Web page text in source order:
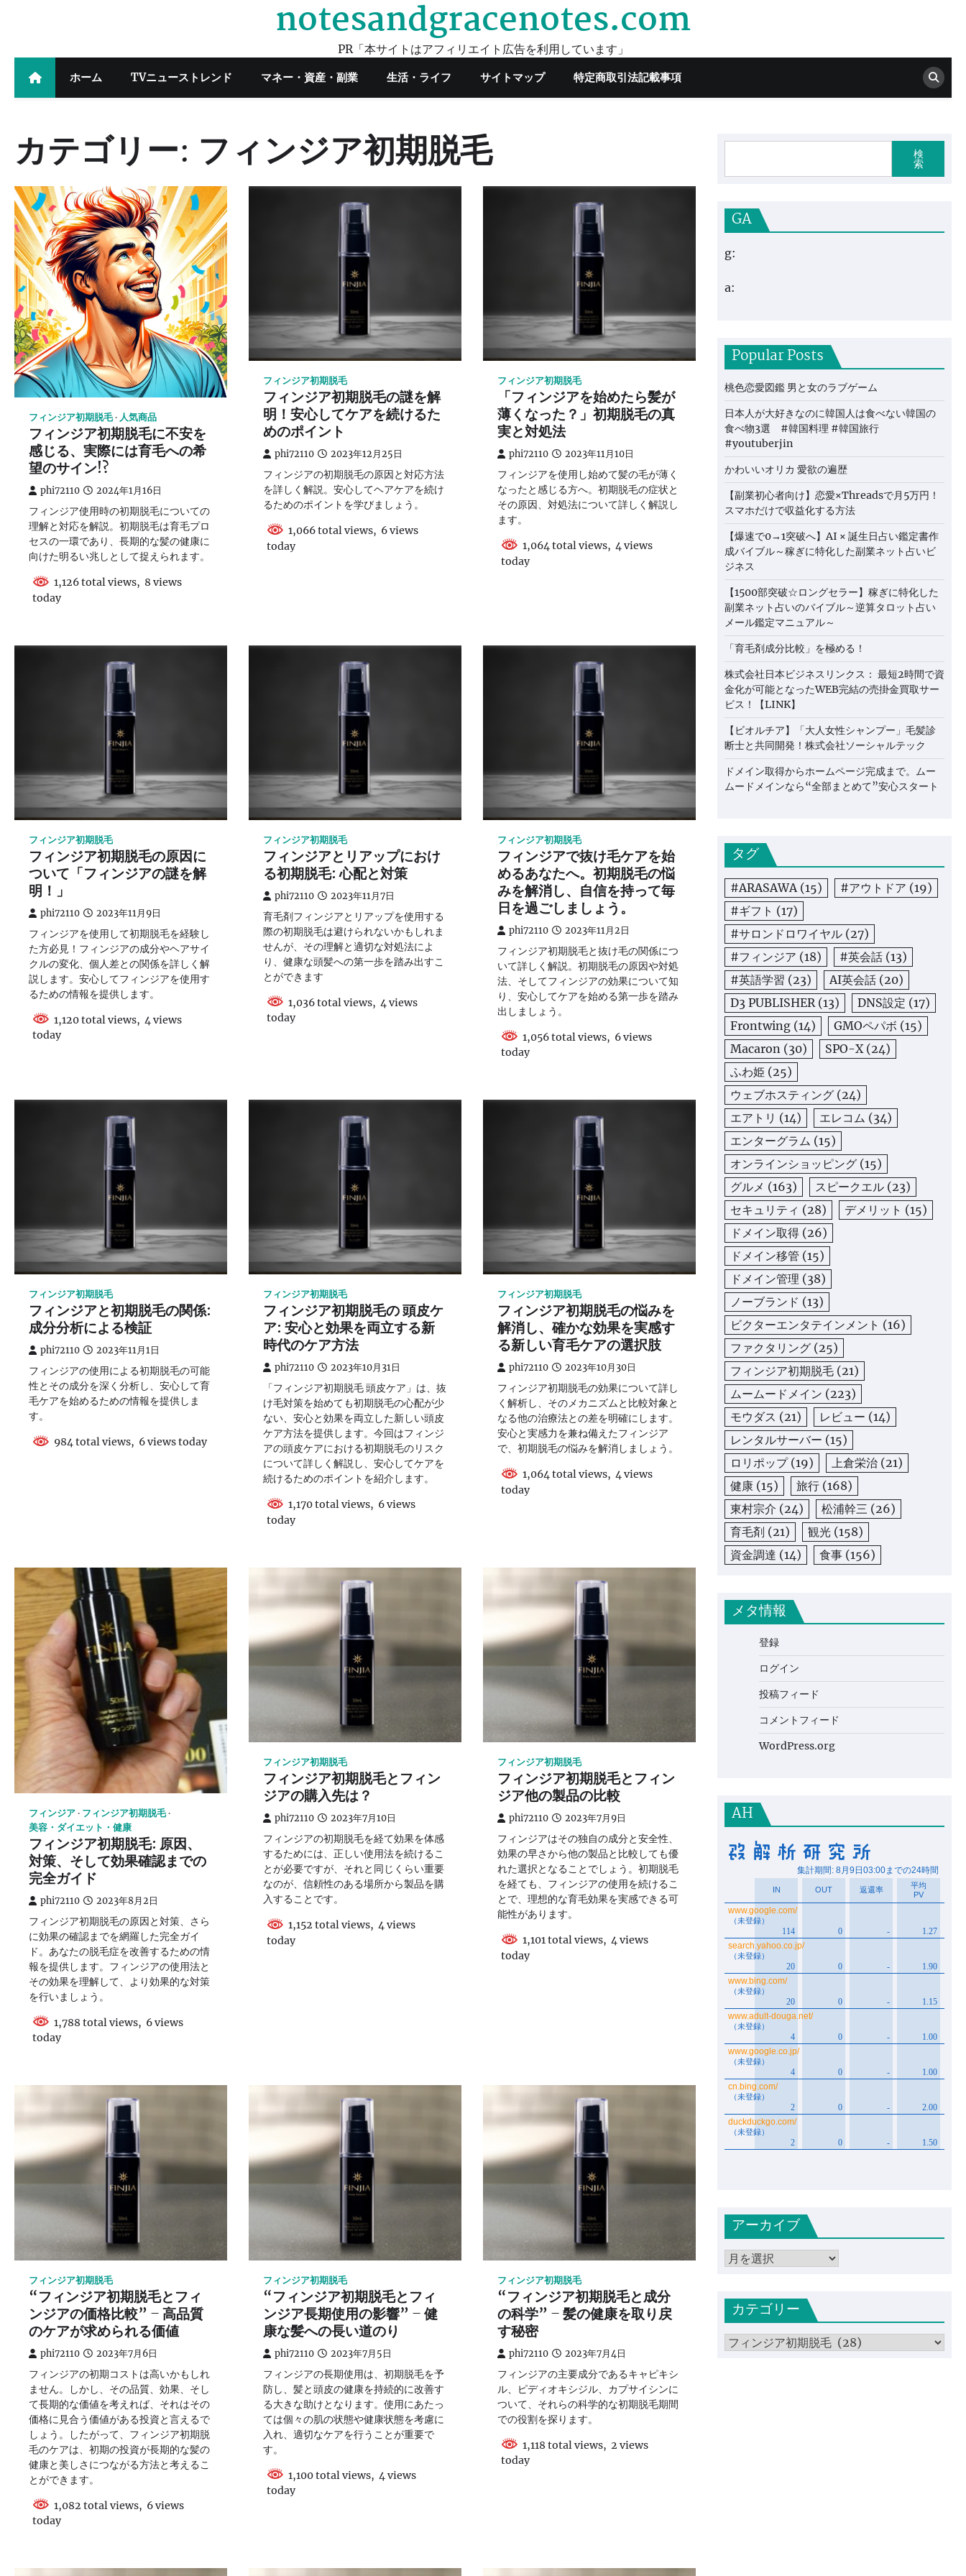
notesandgracenotes.com
PR「本サイトはアフィリエイト広告を利用しています」
ホーム TVニューストレンド マネー・資産・副業 生活・ライフ サイトマップ 特定商取引法記載事項
カテゴリー: フィンジア初期脱毛
フィンジア初期脱毛 人気商品
フィンジア初期脱毛に不安を
感じる、実際には育毛への希
望のサイン!?
phi72110 2024年1月16日
フィンジア使用時の初期脱毛についての
理解と対応を解説。初期脱毛は育毛プロ
セスの一環であり、長期的な髪の健康に
向けた明るい兆しとして捉えられます。
1,126 total views, 8 views
today
フィンジア初期脱毛
フィンジア初期脱毛の謎を解
明！安心してケアを続けるた
めのポイント
phi72110 2023年12月25日
フィンジアの初期脱毛の原因と対応方法
を詳しく解説。安心してヘアケアを続け
るためのポイントを学びましょう。
1,066 total views, 6 views
today
フィンジア初期脱毛
「フィンジアを始めたら髪が
薄くなった？」初期脱毛の真
実と対処法
phi72110 2023年11月10日
フィンジアを使用し始めて髪の毛が薄く
なったと感じる方へ。初期脱毛の症状と
その原因、対処法について詳しく解説し
ます。
1,064 total views, 4 views
today
フィンジア初期脱毛
フィンジア初期脱毛の原因に
ついて「フィンジアの謎を解
明！」
phi72110 2023年11月9日
フィンジアを使用して初期脱毛を経験し
た方必見！フィンジアの成分やヘアサイ
クルの変化、個人差との関係を詳しく解
説します。安心してフィンジアを使用す
るための情報を提供します。
1,120 total views, 4 views
today
フィンジア初期脱毛
フィンジアとリアップにおけ
る初期脱毛: 心配と対策
phi72110 2023年11月7日
育毛剤フィンジアとリアップを使用する
際の初期脱毛は避けられないかもしれま
せんが、その理解と適切な対処法によ
り、健康な頭髪への第一歩を踏み出すこ
とができます
1,036 total views, 4 views
today
フィンジア初期脱毛
フィンジアで抜け毛ケアを始
めるあなたへ。初期脱毛の悩
みを解消し、自信を持って毎
日を過ごしましょう。
phi72110 2023年11月2日
フィンジア初期脱毛と抜け毛の関係につ
いて詳しく解説。初期脱毛の原因や対処
法、そしてフィンジアの効果について知
り、安心してケアを始める第一歩を踏み
出しましょう。
1,056 total views, 6 views
today
フィンジア初期脱毛
フィンジアと初期脱毛の関係:
成分分析による検証
phi72110 2023年11月1日
フィンジアの使用による初期脱毛の可能
性とその成分を深く分析し、安心して育
毛ケアを始めるための情報を提供しま
す。
984 total views, 6 views today
フィンジア初期脱毛
フィンジア初期脱毛の 頭皮ケ
ア: 安心と効果を両立する新
時代のケア方法
phi72110 2023年10月31日
「フィンジア初期脱毛 頭皮ケア」は、抜
け毛対策を始めても初期脱毛の心配が少
ない、安心と効果を両立した新しい頭皮
ケア方法を提供します。今回はフィンジ
アの頭皮ケアにおける初期脱毛のリスク
について詳しく解説し、安心してケアを
続けるためのポイントを紹介します。
1,170 total views, 6 views
today
フィンジア初期脱毛
フィンジア初期脱毛の悩みを
解消し、確かな効果を実感す
る新しい育毛ケアの選択肢
phi72110 2023年10月30日
フィンジア初期脱毛の効果について詳し
く解析し、そのメカニズムと比較対象と
なる他の治療法との差を明確にします。
安心と実感力を兼ね備えたフィンジア
で、初期脱毛の悩みを解消しましょう。
1,064 total views, 4 views
today
フィンジア
フィンジア初期脱毛
美容・ダイエット・健康
フィンジア初期脱毛: 原因、
対策、そして効果確認までの
完全ガイド
phi72110 2023年8月2日
フィンジア初期脱毛の原因と対策、さら
に効果の確認までを網羅した完全ガイ
ド。あなたの脱毛症を改善するための情
報を提供します。フィンジアの使用法と
その効果を理解して、より効果的な対策
を行いましょう。
1,788 total views, 6 views
today
フィンジア初期脱毛
フィンジア初期脱毛とフィン
ジアの購入先は？
phi72110 2023年7月10日
フィンジアの初期脱毛を経て効果を体感
するためには、正しい使用法を続けるこ
とが必要ですが、それと同じくらい重要
なのが、信頼性のある場所から製品を購
入することです。
1,152 total views, 4 views
today
フィンジア初期脱毛
フィンジア初期脱毛とフィン
ジア他の製品の比較
phi72110 2023年7月9日
フィンジアはその独自の成分と安全性、
効果の早さから他の製品と比較しても優
れた選択となることでしょう。初期脱毛
を経ても、フィンジアの使用を続けるこ
とで、理想的な育毛効果を実感できる可
能性があります。
1,101 total views, 4 views
today
フィンジア初期脱毛
“フィンジア初期脱毛とフィ
ンジアの価格比較” – 高品質
のケアが求められる価値
phi72110 2023年7月6日
フィンジアの初期コストは高いかもしれ
ません。しかし、その品質、効果、そし
て長期的な価値を考えれば、それはその
価格に見合う価値がある投資と言えるで
しょう。したがって、フィンジア初期脱
毛のケアは、初期の投資が長期的な髪の
健康と美しさにつながる方法と考えるこ
とができます。
1,082 total views, 6 views
today
フィンジア初期脱毛
“フィンジア初期脱毛とフィ
ンジア長期使用の影響” – 健
康な髪への長い道のり
phi72110 2023年7月5日
フィンジアの長期使用は、初期脱毛を予
防し、髪と頭皮の健康を持続的に改善す
る大きな助けとなります。使用にあたっ
ては個々の肌の状態や健康状態を考慮に
入れ、適切なケアを行うことが重要で
す。
1,100 total views, 4 views
today
フィンジア初期脱毛
“フィンジア初期脱毛と成分
の科学” – 髪の健康を取り戻
す秘密
phi72110 2023年7月4日
フィンジアの主要成分であるキャピキシ
ル、ピディオキシジル、カプサイシンに
ついて、それらの科学的な初期脱毛期間
での役割を探ります。
1,118 total views, 2 views
today
検
索
GA
g:
a:
Popular Posts
桃色恋愛図鑑 男と女のラブゲーム
日本人が大好きなのに韓国人は食べない韓国の
食べ物3選 #韓国料理 #韓国旅行
#youtuberjin
かわいいオリカ 愛欲の遍歴
【副業初心者向け】恋愛×Threadsで月5万円！
スマホだけで収益化する方法
【爆速で0→1突破へ】AI × 誕生日占い鑑定書作
成バイブル～稼ぎに特化した副業ネット占いビ
ジネス
【1500部突破☆ロングセラー】稼ぎに特化した
副業ネット占いのバイブル～逆算タロット占い
メール鑑定マニュアル～
「育毛剤成分比較」を極める！
株式会社日本ビジネスリンクス： 最短2時間で資
金化が可能となったWEB完結の売掛金買取サー
ビス！【LINK】
【ビオルチア】「大人女性シャンプー」毛髪診
断士と共同開発！株式会社ソーシャルテック
ドメイン取得からホームページ完成まで。ムー
ムードメインなら“全部まとめて”安心スタート
タグ
#ARASAWA(15) #アウトドア (19)
#ギフト (17)
#サロンドロワイヤル (27)
#フィンジア (18) #英会話 (13)
#英語学習 (23) AI英会話 (20)
D3 PUBLISHER(13) DNS設定 (17)
Frontwing (14) GMOペパボ (15)
Macaron (30) SPO-X(24)
ふわ姫 (25)
ウェブホスティング (24)
エアトリ (14) エレコム (34)
エンターグラム (15)
オンラインショッピング (15)
グルメ (163) スピークエル (23)
セキュリティ (28) デメリット (15)
ドメイン取得 (26)
ドメイン移管 (15)
ドメイン管理 (38)
ノーブランド (13)
ビクターエンタテインメント (16)
ファクタリング (25)
フィンジア初期脱毛 (21)
ムームードメイン (223)
モウダス (21) レビュー (14)
レンタルサーバー (15)
ロリポップ(19) 上倉栄治 (21)
健康 (15) 旅行 (168)
東村宗介 (24) 松浦幹三 (26)
育毛剤 (21) 観光 (158)
資金調達 (14) 食事 (156)
メタ情報
登録
ログイン
投稿フィード
コメントフィード
WordPress.org
AH
アーカイブ
ア
イ
ブ
カテゴリー
カ